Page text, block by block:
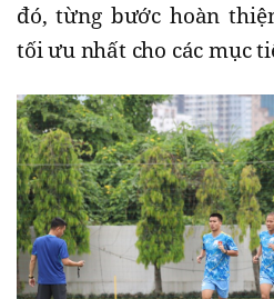
đó, từng bước hoàn
tối ưu nhất cho các mục